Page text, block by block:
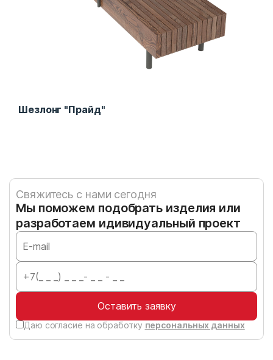
Шезлонг "Прайд"
Свяжитесь с нами сегодня
Мы поможем подобрать изделия или
разработаем идивидуальный проект
Оставить заявку
Даю согласие на обработку персональных данных